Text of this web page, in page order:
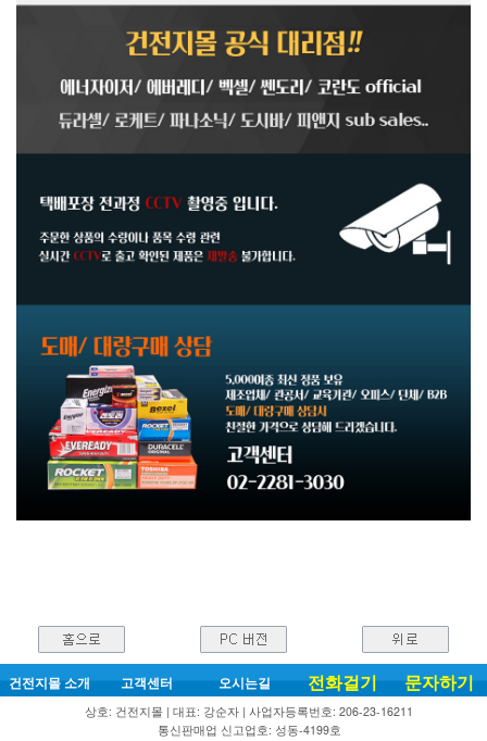
건전지몰 소개 고객센터 오시는길 전화걸기 문자하기
상호: 건전지몰 | 대표: 강순자 | 사업자등록번호: 206-23-16211
통신판매업 신고업호: 성동-4199호